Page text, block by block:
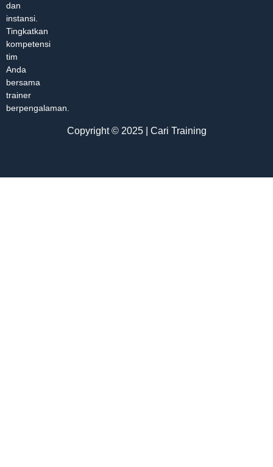
dan
instansi.
Tingkatkan
kompetensi
tim
Anda
bersama
trainer
berpengalaman.
Copyright © 2025 | Cari Training